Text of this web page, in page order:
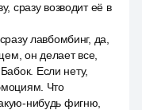
сразу возводит её в
лавбомбинг, да,
он делает все,
Если нету,
Что
нибудь фигню,